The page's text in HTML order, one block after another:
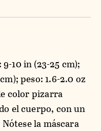
10 in (23-25 cm);
peso: 1.6-2.0 oz
color pizarra
el cuerpo, con un
la máscara